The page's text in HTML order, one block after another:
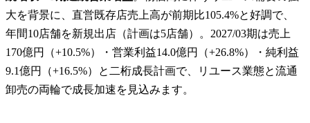
大を背景に、直営既存店売上高が前期比105.4%と好調で、
年間10店舗を新規出店（計画は5店舗）。2027/03期は売上
170億円（+10.5%）・営業利益14.0億円（+26.8%）・純利益
9.1億円（+16.5%）と二桁成長計画で、リユース業態と流通
卸売の両輪で成長加速を見込みます。